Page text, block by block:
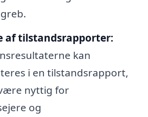
af tilstandsrapporter:
kan
i en tilstandsrapport,
nyttig for
og